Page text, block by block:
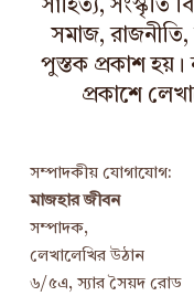
সাহিত্য, সংস্কৃতি
সমাজ, রাজনীতি,
পুস্তক প্রকাশ হয়।
প্রকাশে
সম্পাদকীয় যোগাযোগ:
মাজহার জীবন
সম্পাদক,
লেখালেখির উঠান
৬/৫এ, স্যার সৈয়দ রোড